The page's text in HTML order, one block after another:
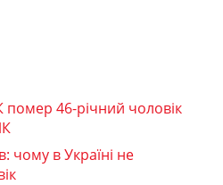
46-річний чоловік
чому в Україні не